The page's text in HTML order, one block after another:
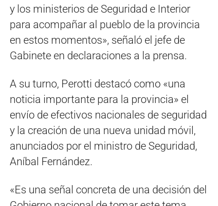
y los ministerios de Seguridad e Interior
para acompañar al pueblo de la provincia
en estos momentos», señaló el jefe de
Gabinete en declaraciones a la prensa.
A su turno, Perotti destacó como «una
noticia importante para la provincia» el
envío de efectivos nacionales de seguridad
y la creación de una nueva unidad móvil,
anunciados por el ministro de Seguridad,
Aníbal Fernández.
«Es una señal concreta de una decisión del